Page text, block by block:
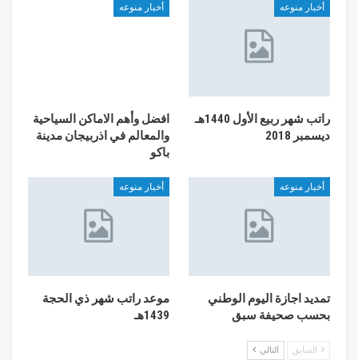
أخبار منوعه
راتب شهر ربيع الأول 1440هـ
ديسمبر 2018
أخبار منوعه
افضل وأهم الاماكن السياحية
والمعالم في اذربيجان مدينة
باكو
أخبار منوعه
تمديد اجازة اليوم الوطني
بحسب صحيفة سبق
أخبار منوعه
موعد راتب شهر ذي الحجة
1439هـ
السابق التالي